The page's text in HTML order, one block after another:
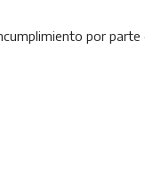
por parte